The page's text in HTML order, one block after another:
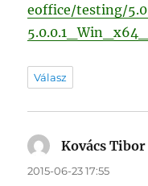
eoffice/testing/
Válasz
Kovács Tibor
2015-06-23 17:55